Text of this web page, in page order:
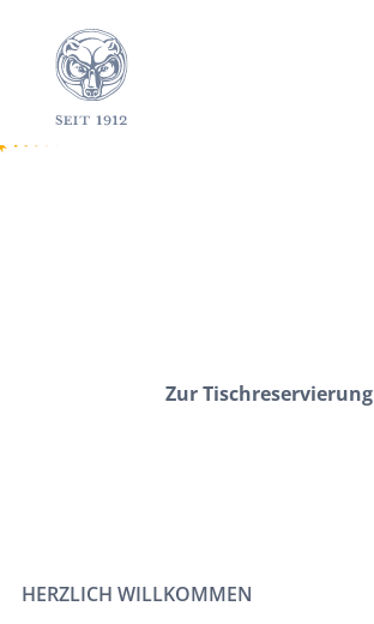
Zur Tischreservierung
HERZLICH WILLKOMMEN